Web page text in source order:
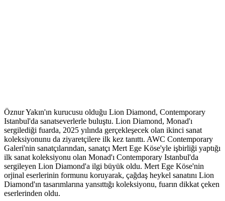
Öznur Yakın'ın kurucusu olduğu Lion Diamond, Contemporary
Istanbul'da sanatseverlerle buluştu. Lion Diamond, Monad'ı
sergilediği fuarda, 2025 yılında gerçekleşecek olan ikinci sanat
koleksiyonunu da ziyaretçilere ilk kez tanıttı. AWC Contemporary
Galeri'nin sanatçılarından, sanatçı Mert Ege Köse'yle işbirliği yaptığı
ilk sanat koleksiyonu olan Monad'ı Contemporary Istanbul'da
sergileyen Lion Diamond'a ilgi büyük oldu. Mert Ege Köse'nin
orjinal eserlerinin formunu koruyarak, çağdaş heykel sanatını Lion
Diamond'ın tasarımlarına yansıttığı koleksiyonu, fuarın dikkat çeken
eserlerinden oldu.